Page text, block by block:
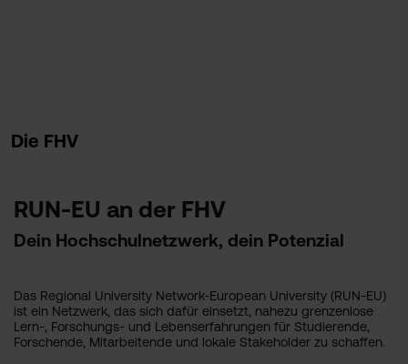
Die FHV
RUN-EU an der FHV
Dein Hochschulnetzwerk, dein Potenzial
Das Regional University Network-European University (RUN-EU)
ist ein Netzwerk, das sich dafür einsetzt, nahezu grenzenlose
Lern-, Forschungs- und Lebenserfahrungen für Studierende,
Forschende, Mitarbeitende und lokale Stakeholder zu schaffen.